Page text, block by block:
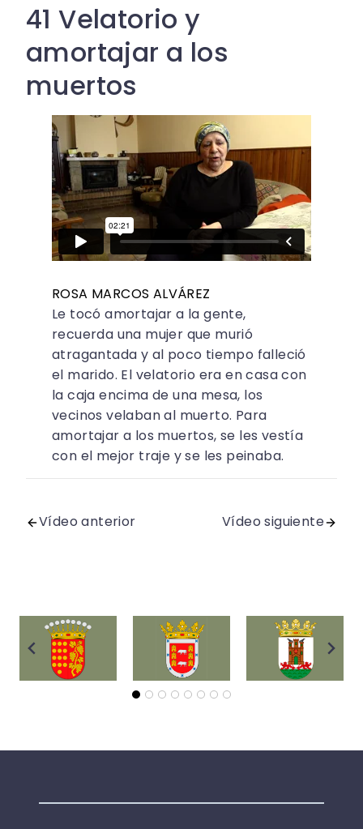
41 Velatorio y
amortajar a los
muertos
ROSA MARCOS ALVÁREZ
Le tocó amortajar a la gente,
recuerda una mujer que murió
atragantada y al poco tiempo falleció
el marido. El velatorio era en casa con
la caja encima de una mesa, los
vecinos velaban al muerto. Para
amortajar a los muertos, se les vestía
con el mejor traje y se les peinaba.
Vídeo anterior Vídeo siguiente